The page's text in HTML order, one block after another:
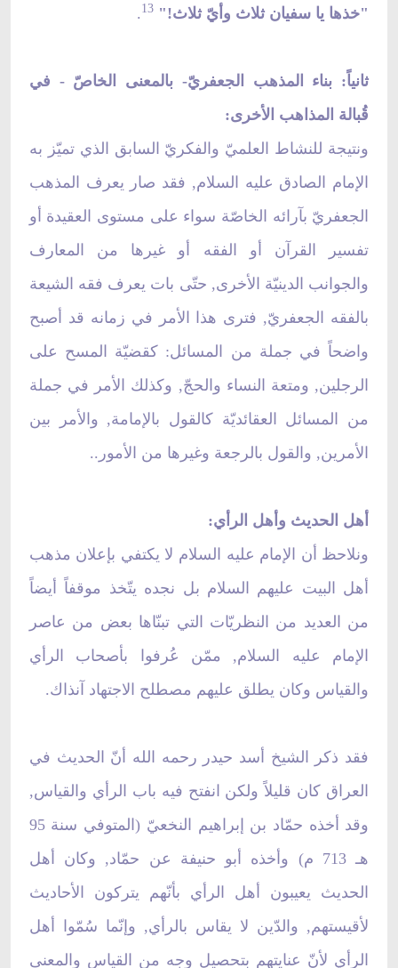
"خذها يا سفيان ثلاث وأيّ ثلاث!" 13
.
ثانياً: بناء المذهب الجعفريّ- بالمعنى الخاصّ - في
قُبالة المذاهب الأخرى:
ونتيجة للنشاط العلميّ والفكريّ السابق الذي تميّز به
الإمام الصادق عليه السلام, فقد صار يعرف المذهب
الجعفريّ بآرائه الخاصّة سواء على مستوى العقيدة أو
تفسير القرآن أو الفقه أو غيرها من المعارف
والجوانب الدينيّة الأخرى, حتّى بات يعرف فقه الشيعة
بالفقه الجعفريّ, فترى هذا الأمر في زمانه قد أصبح
واضحاً في جملة من المسائل: كقضيّة المسح على
الرجلين, ومتعة النساء والحجّ, وكذلك الأمر في جملة
من المسائل العقائديّة كالقول بالإمامة, والأمر بين
الأمرين, والقول بالرجعة وغيرها من الأمور..
أهل الحديث وأهل الرأي:
ونلاحظ أن الإمام عليه السلام لا يكتفي بإعلان مذهب
أهل البيت عليهم السلام بل نجده يتّخذ موقفاً أيضاً
من العديد من النظريّات التي تبنّاها بعض من عاصر
الإمام عليه السلام, ممّن عُرفوا بأصحاب الرأي
والقياس وكان يطلق عليهم مصطلح الاجتهاد آنذاك.
فقد ذكر الشيخ أسد حيدر رحمه الله أنّ الحديث في
العراق كان قليلاً ولكن انفتح فيه باب الرأي والقياس,
وقد أخذه حمّاد بن إبراهيم النخعيّ (المتوفي سنة 95
هـ 713 م) وأخذه أبو حنيفة عن حمّاد, وكان أهل
الحديث يعيبون أهل الرأي بأنّهم يتركون الأحاديث
لأقيستهم, والدّين لا يقاس بالرأي, وإنّما سُمّوا أهل
الرأي لأنّ عنايتهم بتحصيل وجه من القياس والمعنى